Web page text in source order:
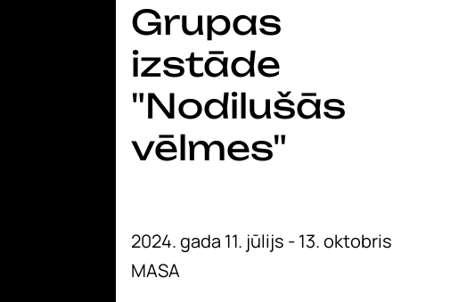
Grupas
izstāde
"Nodilušās
vēlmes"
2024. gada 11. jūlijs - 13. oktobris
MASA